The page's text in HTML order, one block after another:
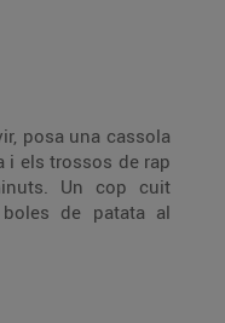
posa una cassola
i els trossos de rap
Un cop cuit
de patata al